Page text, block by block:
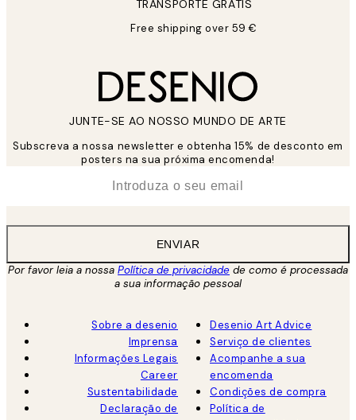
TRANSPORTE GRÁTIS
Free shipping over 59 €
JUNTE-SE AO NOSSO MUNDO DE ARTE
Subscreva a nossa newsletter e obtenha 15% de desconto em
posters na sua próxima encomenda!
ENVIAR
Por favor leia a nossa Política de privacidade de como é processada
a sua informação pessoal
Sobre a desenio
Imprensa
Informações Legais
Career
Sustentabilidade
Declaração de
Desenio Art Advice
Serviço de clientes
Acompanhe a sua
encomenda
Condições de compra
Política de